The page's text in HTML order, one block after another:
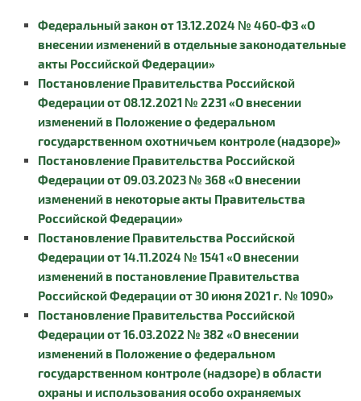
Федеральный закон от 13.12.2024 № 460-ФЗ «О
внесении изменений в отдельные законодательные
акты Российской Федерации»
Постановление Правительства Российской
Федерации от 08.12.2021 № 2231 «О внесении
изменений в Положение о федеральном
государственном охотничьем контроле (надзоре)»
Постановление Правительства Российской
Федерации от 09.03.2023 № 368 «О внесении
изменений в некоторые акты Правительства
Российской Федерации»
Постановление Правительства Российской
Федерации от 14.11.2024 № 1541 «О внесении
изменений в постановление Правительства
Российской Федерации от 30 июня 2021 г. № 1090»
Постановление Правительства Российской
Федерации от 16.03.2022 № 382 «О внесении
изменений в Положение о федеральном
государственном контроле (надзоре) в области
охраны и использования особо охраняемых